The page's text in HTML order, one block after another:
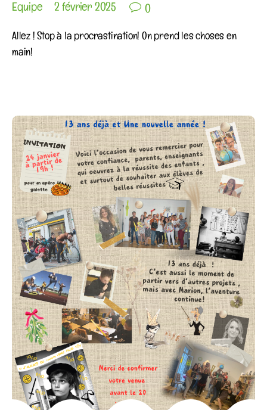
Equipe 2 février 2025  0
Allez ! Stop à la procrastination! On prend les choses en
main!